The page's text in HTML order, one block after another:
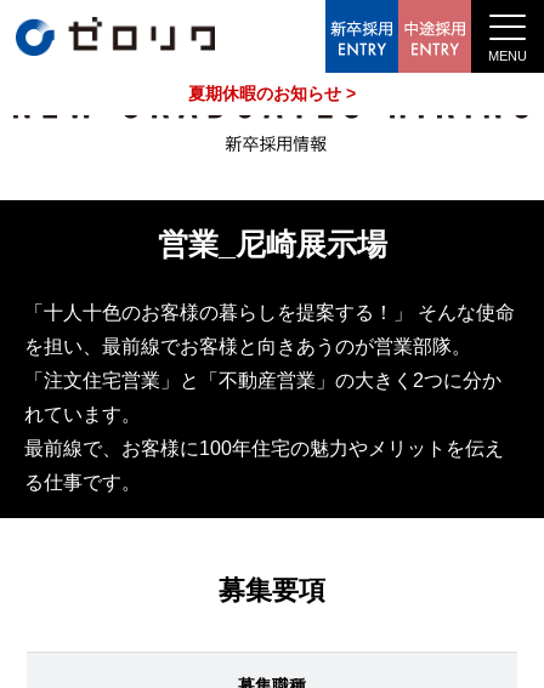
中途採用情報
夏期休暇のお知らせ >
営業_尼崎展示場
「十人十色のお客様の暮らしを提案する！」 そんな使命
を担い、最前線でお客様と向きあうのが営業部隊。
「注文住宅営業」と「不動産営業」の大きく2つに分か
れています。
最前線で、お客様に100年住宅の魅力やメリットを伝え
る仕事です。
募集要項